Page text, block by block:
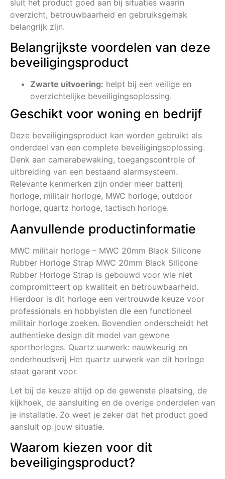
sluit het product goed aan bij situaties waarin
overzicht, betrouwbaarheid en gebruiksgemak
belangrijk zijn.
Belangrijkste voordelen van deze
beveiligingsproduct
Zwarte uitvoering: helpt bij een veilige en
overzichtelijke beveiligingsoplossing.
Geschikt voor woning en bedrijf
Deze beveiligingsproduct kan worden gebruikt als
onderdeel van een complete beveiligingsoplossing.
Denk aan camerabewaking, toegangscontrole of
uitbreiding van een bestaand alarmsysteem.
Relevante kenmerken zijn onder meer batterij
horloge, militair horloge, MWC horloge, outdoor
horloge, quartz horloge, tactisch horloge.
Aanvullende productinformatie
MWC militair horloge – MWC 20mm Black Silicone
Rubber Horloge Strap MWC 20mm Black Silicone
Rubber Horloge Strap is gebouwd voor wie niet
compromitteert op kwaliteit en betrouwbaarheid.
Hierdoor is dit horloge een vertrouwde keuze voor
professionals en hobbyisten die een functioneel
militair horloge zoeken. Bovendien onderscheidt het
authentieke design dit model van gewone
sporthorloges. Quartz uurwerk: nauwkeurig en
onderhoudsvrij Het quartz uurwerk van dit horloge
staat garant voor.
Let bij de keuze altijd op de gewenste plaatsing, de
kijkhoek, de aansluiting en de overige onderdelen van
je installatie. Zo weet je zeker dat het product goed
aansluit op jouw situatie.
Waarom kiezen voor dit
beveiligingsproduct?